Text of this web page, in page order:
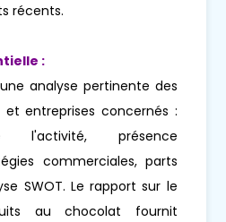
récents.
:
analyse pertinente des
entreprises concernés :
l'activité, présence
commerciales, parts
SWOT. Le rapport sur le
au chocolat fournit